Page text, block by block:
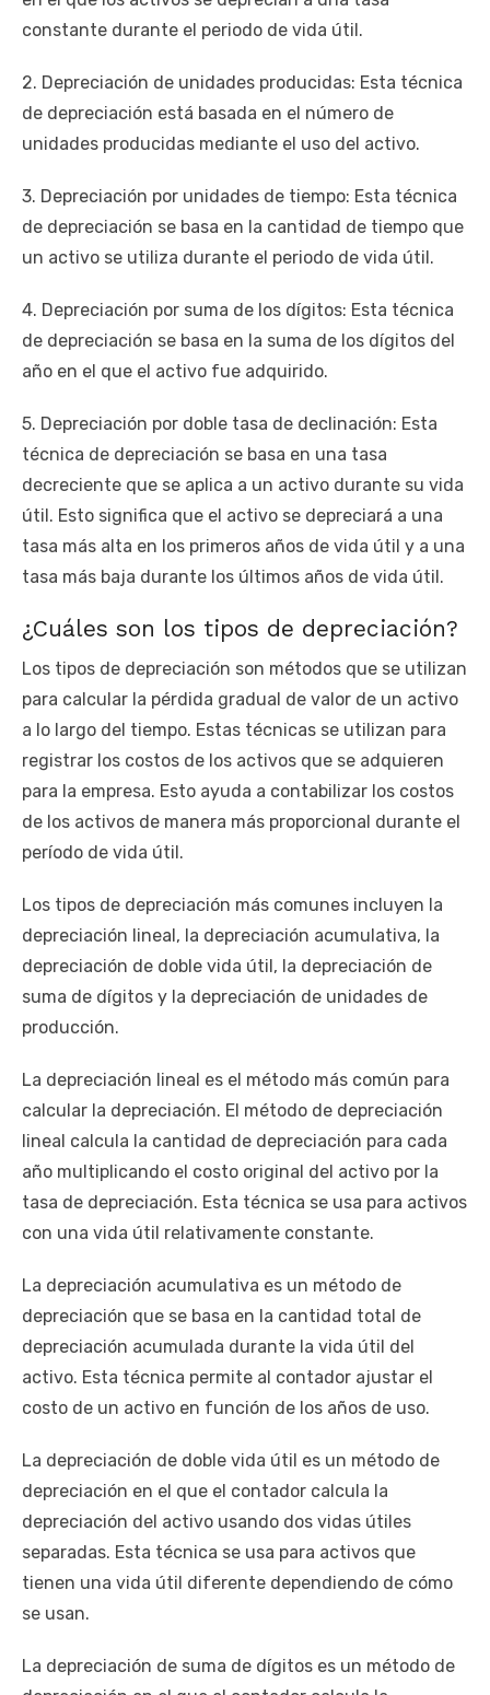
constante durante el periodo de vida útil.
2. Depreciación de unidades producidas: Esta técnica
de depreciación está basada en el número de
unidades producidas mediante el uso del activo.
3. Depreciación por unidades de tiempo: Esta técnica
de depreciación se basa en la cantidad de tiempo que
un activo se utiliza durante el periodo de vida útil.
4. Depreciación por suma de los dígitos: Esta técnica
de depreciación se basa en la suma de los dígitos del
año en el que el activo fue adquirido.
5. Depreciación por doble tasa de declinación: Esta
técnica de depreciación se basa en una tasa
decreciente que se aplica a un activo durante su vida
útil. Esto significa que el activo se depreciará a una
tasa más alta en los primeros años de vida útil y a una
tasa más baja durante los últimos años de vida útil.
¿Cuáles son los tipos de depreciación?
Los tipos de depreciación son métodos que se utilizan
para calcular la pérdida gradual de valor de un activo
a lo largo del tiempo. Estas técnicas se utilizan para
registrar los costos de los activos que se adquieren
para la empresa. Esto ayuda a contabilizar los costos
de los activos de manera más proporcional durante el
período de vida útil.
Los tipos de depreciación más comunes incluyen la
depreciación lineal, la depreciación acumulativa, la
depreciación de doble vida útil, la depreciación de
suma de dígitos y la depreciación de unidades de
producción.
La depreciación lineal es el método más común para
calcular la depreciación. El método de depreciación
lineal calcula la cantidad de depreciación para cada
año multiplicando el costo original del activo por la
tasa de depreciación. Esta técnica se usa para activos
con una vida útil relativamente constante.
La depreciación acumulativa es un método de
depreciación que se basa en la cantidad total de
depreciación acumulada durante la vida útil del
activo. Esta técnica permite al contador ajustar el
costo de un activo en función de los años de uso.
La depreciación de doble vida útil es un método de
depreciación en el que el contador calcula la
depreciación del activo usando dos vidas útiles
separadas. Esta técnica se usa para activos que
tienen una vida útil diferente dependiendo de cómo
se usan.
La depreciación de suma de dígitos es un método de